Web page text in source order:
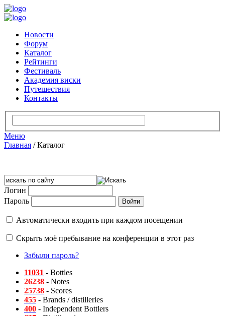
Новости
Форум
Каталог
Рейтинги
Фестиваль
Академия виски
Путешествия
Контакты
Меню
Главная /Каталог
Логин
Пароль
Автоматически входить при каждом посещении
Скрыть моё пребывание на конференции в этот раз
Забыли пароль?
11031 - Bottles
26238 - Notes
25738 - Scores
455 - Brands / distilleries
400 - Independent Bottlers